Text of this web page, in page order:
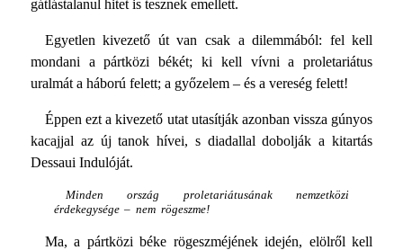
gátlástalanul hitet is tesznek emellett.
Egyetlen kivezető út van csak a dilemmából: fel kell
mondani a pártközi békét; ki kell vívni a proletariátus
uralmát a háború felett; a győzelem – és a vereség felett!
Éppen ezt a kivezető utat utasítják azonban vissza gúnyos
kacajjal az új tanok hívei, s diadallal dobolják a kitartás
Dessaui Indulóját.
Minden ország proletariátusának nemzetközi
érdekegysége – nem rögeszme!
Ma, a pártközi béke rögeszméjének idején, elölről kell